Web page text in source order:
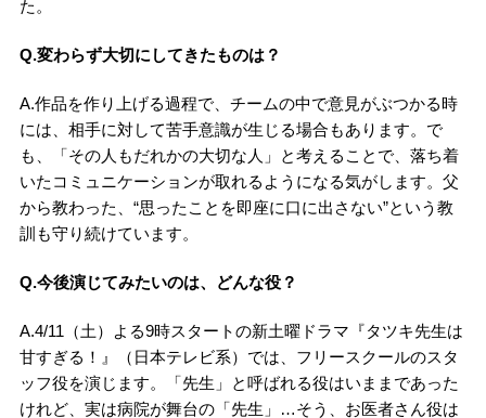
た。
Q.変わらず大切にしてきたものは？
A.作品を作り上げる過程で、チームの中で意見がぶつかる時
には、相手に対して苦手意識が生じる場合もあります。で
も、「その人もだれかの大切な人」と考えることで、落ち着
いたコミュニケーションが取れるようになる気がします。父
から教わった、“思ったことを即座に口に出さない”という教
訓も守り続けています。
Q.今後演じてみたいのは、どんな役？
A.4/11（土）よる9時スタートの新土曜ドラマ『タツキ先生は
甘すぎる！』（日本テレビ系）では、フリースクールのスタ
ッフ役を演じます。「先生」と呼ばれる役はいままであった
けれど、実は病院が舞台の「先生」…そう、お医者さん役は